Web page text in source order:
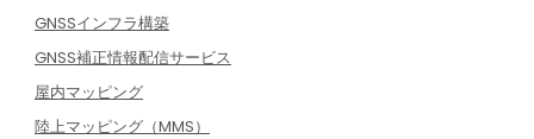
GNSSインフラ構築
GNSS補正情報配信サービス
屋内マッピング
陸上マッピング（MMS）